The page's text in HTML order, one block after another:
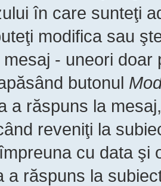
în care sunteţi
modifica sau
- uneori
butonul
a răspuns la
reveniţi la
cu data şi
a răspuns la